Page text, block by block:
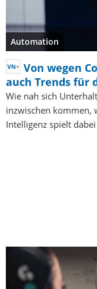
Automation
Von wegen
auch Trends für
Wie nah sich
inzwischen kommen,
Intelligenz spielt